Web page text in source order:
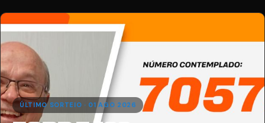
ÚLTIMO SORTEIO · 01 AGO 2026